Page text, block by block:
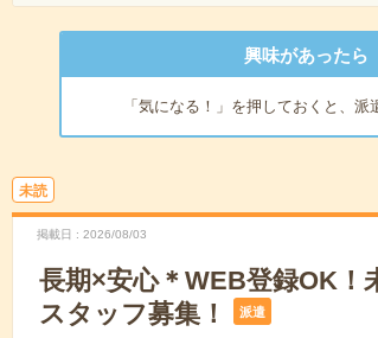
興味があったら
「気になる！」を押しておくと、派
未読
掲載日 2026/08/03
長期×安心＊WEB登録OK！
スタッフ募集！
派遣